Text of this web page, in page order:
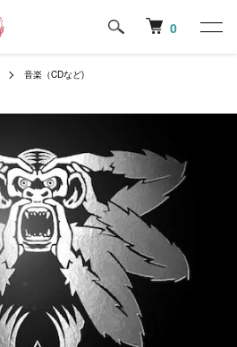
0
音楽（CDなど)